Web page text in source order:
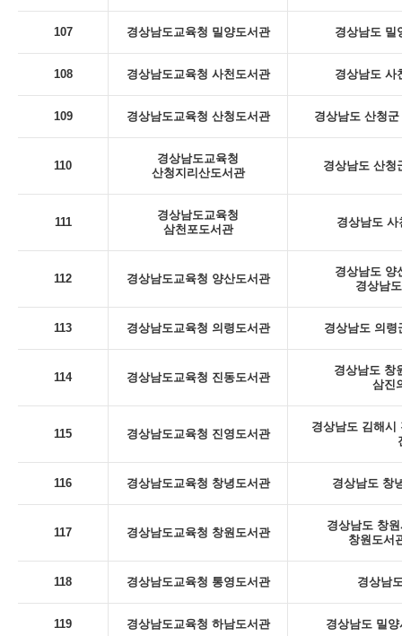
107 경상남도교육청 밀양도서관 경상남도 밀
108 경상남도교육청 사천도서관 경상남도 사
109 경상남도교육청 산청도서관 경상남도 산청
110
경상남도교육청
산청지리산도서관
경상남도 산청
111
경상남도교육청
삼천포도서관
경상남도 사
112 경상남도교육청 양산도서관
경상남도 양
경상남
113 경상남도교육청 의령도서관 경상남도 의령
114 경상남도교육청 진동도서관
경상남도 창
삼진
115 경상남도교육청 진영도서관
경상남도 김해시
116 경상남도교육청 창녕도서관 경상남도 창
117 경상남도교육청 창원도서관
경상남도 창
창원도서
118 경상남도교육청 통영도서관 경상남
119 경상남도교육청 하남도서관 경상남도 밀